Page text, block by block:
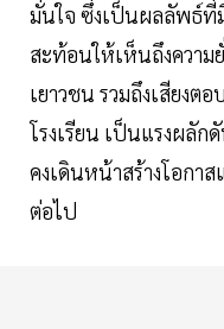
มั่นใจ ซึ่งเป็นผลลัพธ์ที่
สะท้อนให้เห็นถึงความ
เยาวชน รวมถึงเสียงต
โรงเรียน เป็นแรงผลัก
คงเดินหน้าสร้างโอกา
ต่อไป